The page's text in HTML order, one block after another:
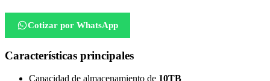
Cotizar por WhatsApp
Características principales
Capacidad de almacenamiento de 10TB